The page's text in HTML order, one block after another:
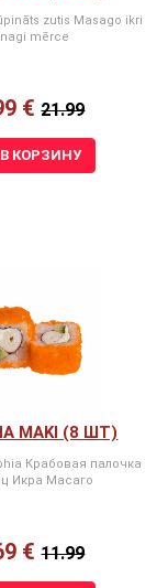
zutis Masago ikri
mērce
€21.99
В КОРЗИНУ
MAKI (8 ШТ)
Крабовая палочка
Икра Масаго
€11.99